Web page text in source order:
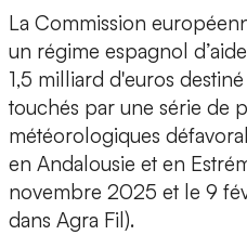
La Commission
un régime espagnol
1,5 milliard d'euros
touchés par une série de
météorologiques
en Andalousie et en
novembre 2025 et le 9
dans Agra Fil).